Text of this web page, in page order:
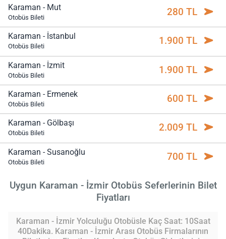
Karaman - Mut
Otobüs Bileti 280 TL
Karaman - İstanbul
Otobüs Bileti 1.900 TL
Karaman - İzmit
Otobüs Bileti 1.900 TL
Karaman - Ermenek
Otobüs Bileti 600 TL
Karaman - Gölbaşı
Otobüs Bileti 2.009 TL
Karaman - Susanoğlu
Otobüs Bileti 700 TL
Uygun Karaman - İzmir Otobüs Seferlerinin Bilet
Fiyatları
Karaman - İzmir Yolculuğu Otobüsle Kaç Saat: 10Saat
40Dakika. Karaman - İzmir Arası Otobüs Firmalarının